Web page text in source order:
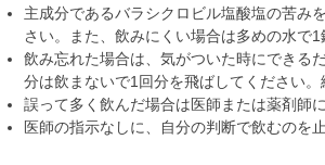
主成分であるバラシクロビル塩酸塩の苦み
さい。また、飲みにくい場合は多めの水で1
飲み忘れた場合は、気がついた時にできる
分は飲まないで1回分を飛ばしてください
誤って多く飲んだ場合は医師または薬剤師
医師の指示なしに、自分の判断で飲むのを